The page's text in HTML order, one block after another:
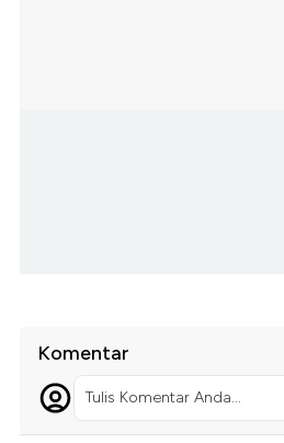
Komentar
Tulis Komentar Anda...